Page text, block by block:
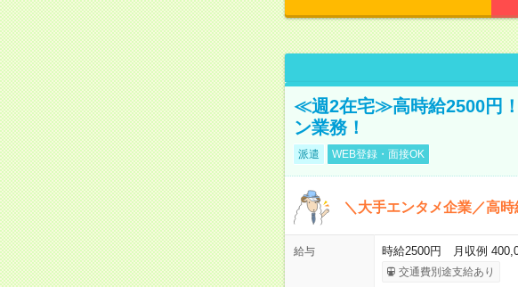
≪週2在宅≫高時給2500円
ン業務！
派遣 WEB登録・面接OK
＼大手エンタメ企業／高
給与 時給2500円 月収例
交通費別途支給あり